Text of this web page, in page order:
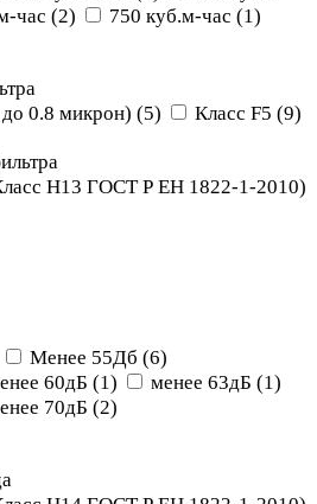
час (2) 750 куб.м-час (1)
0.8 микрон) (5) Класс F5 (9)
Н13 ГОСТ Р ЕН 1822-1-2010)
Менее 55Дб (6)
60дБ (1) менее 63дБ (1)
70дБ (2)